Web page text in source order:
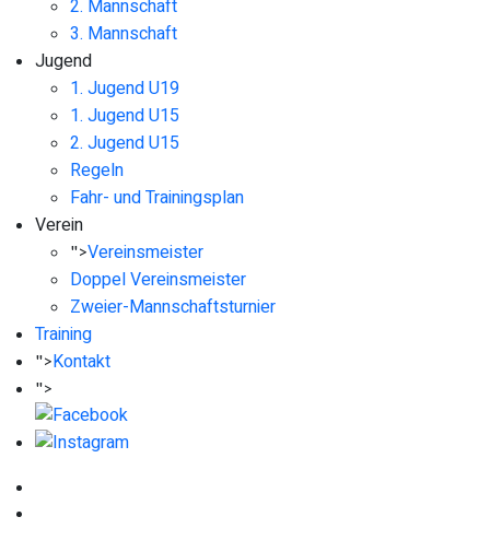
2. Mannschaft
3. Mannschaft
Jugend
1. Jugend U19
1. Jugend U15
2. Jugend U15
Regeln
Fahr- und Trainingsplan
Verein
">Vereinsmeister
Doppel Vereinsmeister
Zweier-Mannschaftsturnier
Training
">Kontakt
">